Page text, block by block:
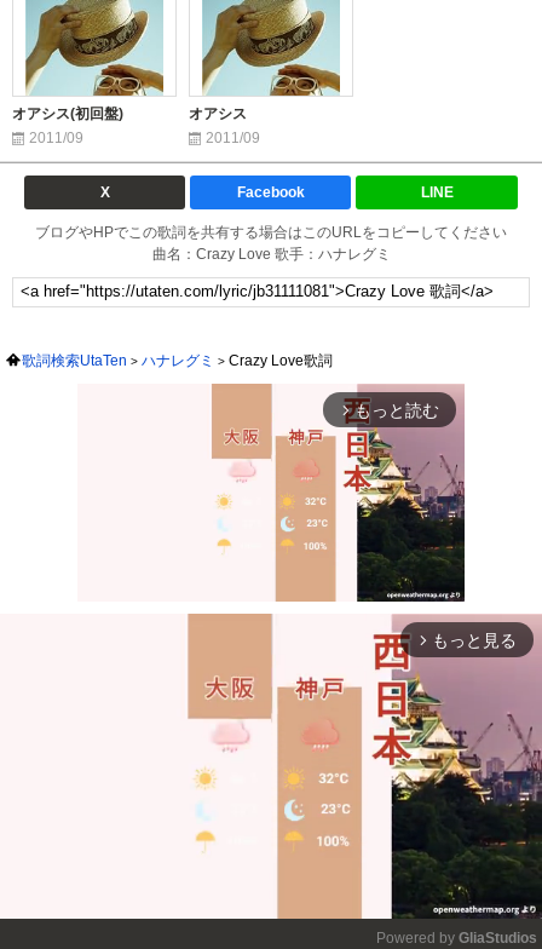
オアシス(初回盤)
2011/09
オアシス
2011/09
X Facebook LINE
ブログやHPでこの歌詞を共有する場合はこのURLをコピーしてください
曲名：Crazy Love 歌手：ハナレグミ
歌詞検索UtaTen ハナレグミ Crazy Love歌詞
arrow_forward_ios もっと読む
Mute
arrow_forward_ios もっと見る
Powered by GliaStudios